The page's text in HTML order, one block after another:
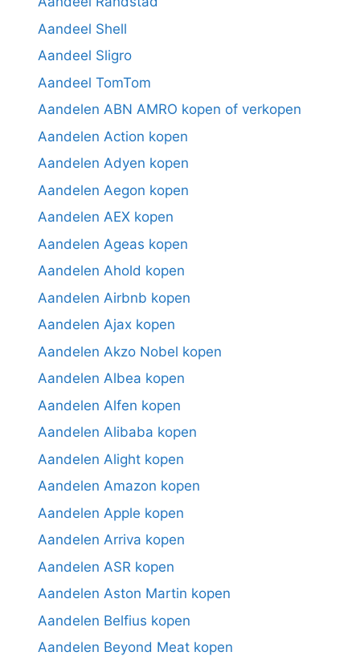
Aandeel Shell
Aandeel Sligro
Aandeel TomTom
Aandelen ABN AMRO kopen of verkopen
Aandelen Action kopen
Aandelen Adyen kopen
Aandelen Aegon kopen
Aandelen AEX kopen
Aandelen Ageas kopen
Aandelen Ahold kopen
Aandelen Airbnb kopen
Aandelen Ajax kopen
Aandelen Akzo Nobel kopen
Aandelen Albea kopen
Aandelen Alfen kopen
Aandelen Alibaba kopen
Aandelen Alight kopen
Aandelen Amazon kopen
Aandelen Apple kopen
Aandelen Arriva kopen
Aandelen ASR kopen
Aandelen Aston Martin kopen
Aandelen Belfius kopen
Aandelen Beyond Meat kopen